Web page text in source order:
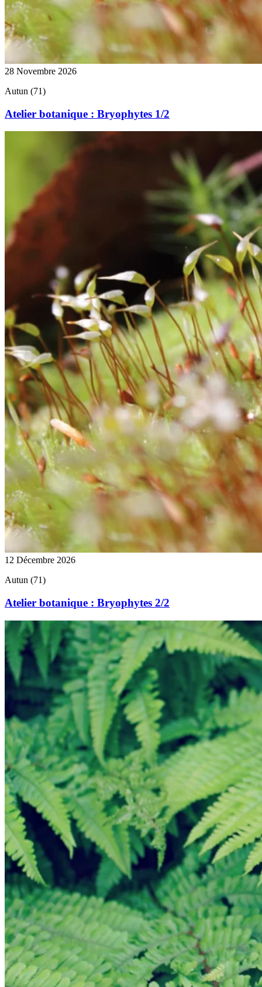
28 Novembre 2026
Autun (71)
Atelier botanique : Bryophytes 1/2
12 Décembre 2026
Autun (71)
Atelier botanique : Bryophytes 2/2